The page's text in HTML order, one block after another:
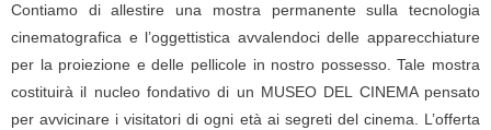
Contiamo di allestire una mostra permanente sulla tecnologia
cinematografica e l’oggettistica avvalendoci delle apparecchiature
per la proiezione e delle pellicole in nostro possesso. Tale mostra
costituirà il nucleo fondativo di un MUSEO DEL CINEMA pensato
per avvicinare i visitatori di ogni età ai segreti del cinema. L’offerta